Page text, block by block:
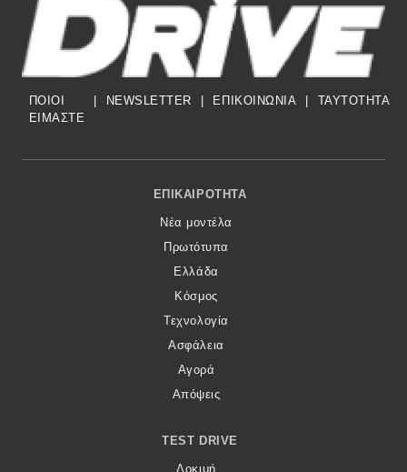
ΠΟΙΟΙ
ΕΙΜΑΣΤΕ
| NEWSLETTER | ΕΠΙΚΟΙΝΩΝΙΑ | TAYTOTHTA
Footer Menu
ΕΠΙΚΑΙΡΌΤΗΤΑ
Νέα μοντέλα
Πρωτότυπα
Ελλάδα
Κόσμος
Τεχνολογία
Ασφάλεια
Αγορά
Απόψεις
TEST DRIVE
Δοκιμή